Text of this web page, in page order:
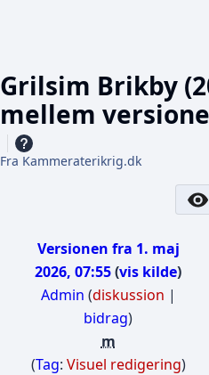
Grilsim Brikby
mellem
Fra Kammeraterikrig.dk
Versionen fra 1. maj
2026, 07:55 vis kilde
Admin (diskussion |
bidrag)
m
Tag: Visuel redigering